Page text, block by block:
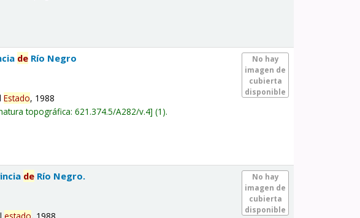
No hay
imagen de
cubierta
disponible
de Río Negro
lEstado, 1988
topográfica:621.374.5/A282/v.4 (1).
No hay
imagen de
cubierta
disponible
de Río Negro.